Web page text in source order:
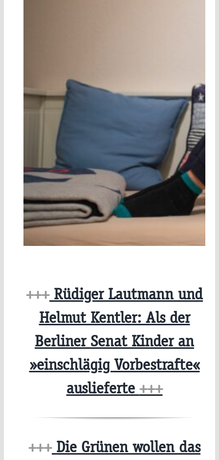
+++Rüdiger Lautmann und
Helmut Kentler: Als der
Berliner Senat Kinder an
»einschlägig Vorbestrafte«
auslieferte +++
+++Die Grünen wollen das